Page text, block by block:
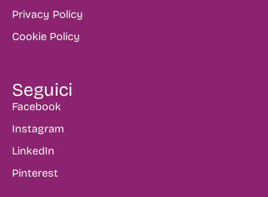
Privacy Policy
Cookie Policy
Seguici
Facebook
Instagram
LinkedIn
Pinterest